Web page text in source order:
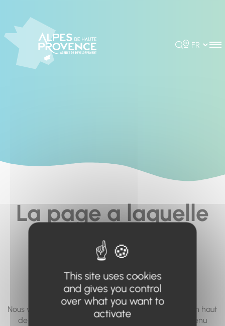
Rechercher
Choisir la
La page a laquelle
vous cherchez à
accéder n'existe
pas... ou plus.
Nous vous invitons à utiliser le moteur de recherche en haut
de page, ou à utiliser le menu pour trouver le contenu
This site uses cookies
and gives you control
over what you want to
activate